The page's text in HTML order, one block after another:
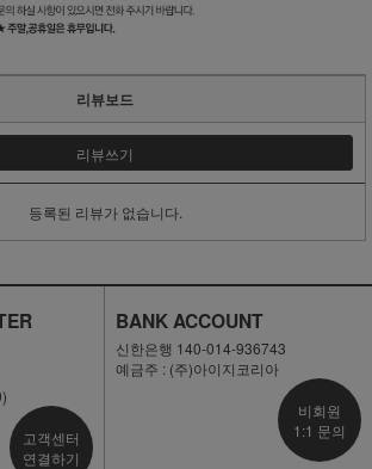
리뷰보드
리뷰쓰기
등록된 리뷰가 없습니다.
고객센터
연결하기
BANK ACCOUNT
신한은행 140-014-936743
예금주 : (주)아이지코리아
비회원
1:1 문의